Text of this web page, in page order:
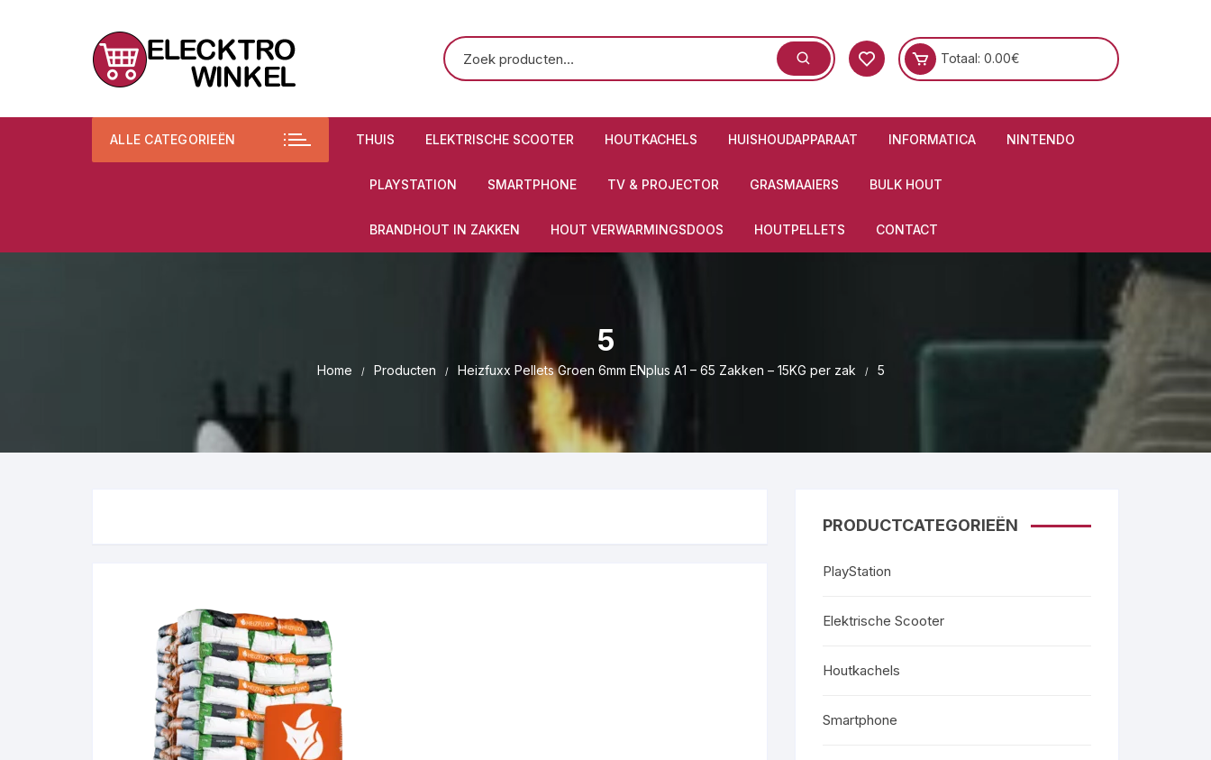
Totaal: 0.00€
ALLE CATEGORIEËN THUIS ELEKTRISCHE SCOOTER HOUTKACHELS HUISHOUDAPPARAAT INFORMATICA NINTENDO
PLAYSTATION SMARTPHONE TV & PROJECTOR GRASMAAIERS BULK HOUT
BRANDHOUT IN ZAKKEN HOUT VERWARMINGSDOOS HOUTPELLETS CONTACT
5
Home Producten Heizfuxx Pellets Groen 6mm ENplus A1 – 65 Zakken – 15KG per zak 5
PRODUCTCATEGORIEËN
PlayStation
Elektrische Scooter
Houtkachels
Smartphone